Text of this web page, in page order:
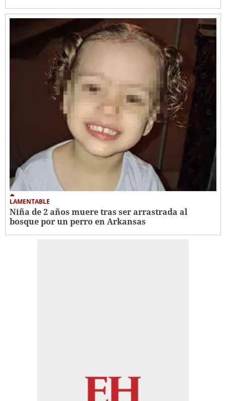
LAMENTABLE
Niña de 2 años muere tras ser arrastrada al
bosque por un perro en Arkansas